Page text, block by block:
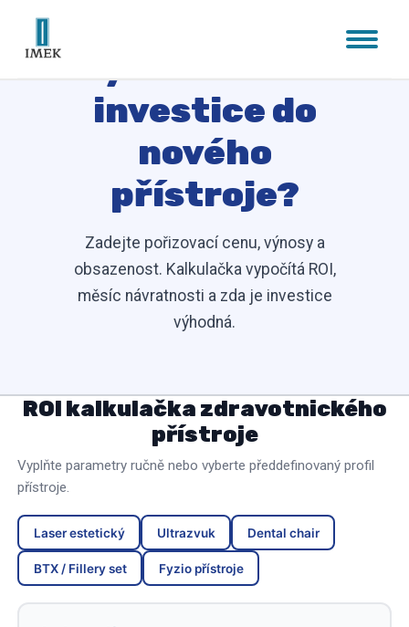
Kdy se vám vrátí
investice do
nového
přístroje?
Zadejte pořizovací cenu, výnosy a
obsazenost. Kalkulačka vypočítá ROI,
měsíc návratnosti a zda je investice
výhodná.
ROI kalkulačka zdravotnického
přístroje
Vyplňte parametry ručně nebo vyberte předdefinovaný profil
přístroje.
Laser estetický Ultrazvuk Dental chair
BTX / Fillery set Fyzio přístroje